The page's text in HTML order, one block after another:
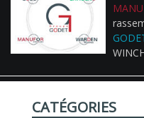
CATÉGORIES